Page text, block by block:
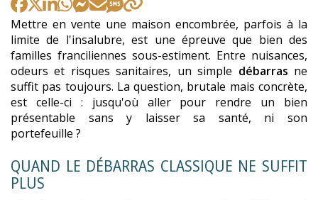
Mettre en vente une maison encombrée, parfois à la
limite de l'insalubre, est une épreuve que bien des
familles franciliennes sous-estiment. Entre nuisances,
odeurs et risques sanitaires, un simple débarras ne
suffit pas toujours. La question, brutale mais concrète,
est celle-ci : jusqu'où aller pour rendre un bien
présentable sans y laisser sa santé, ni son
portefeuille ?
QUAND LE DÉBARRAS CLASSIQUE NE SUFFIT
PLUS